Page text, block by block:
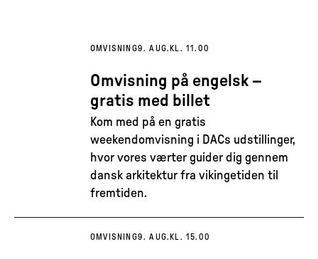
OMVISNING9. AUG. KL. 11.00
Omvisning på engelsk –
gratis med billet
Kom med på en gratis
weekendomvisning i DACs udstillinger,
hvor vores værter guider dig gennem
dansk arkitektur fra vikingetiden til
fremtiden.
OMVISNING9. AUG. KL. 15.00